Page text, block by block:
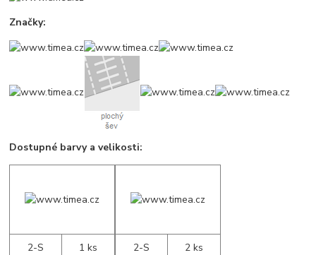
Značky:
Dostupné barvy a velikosti:
2-S
1 ks
2-S
2 ks